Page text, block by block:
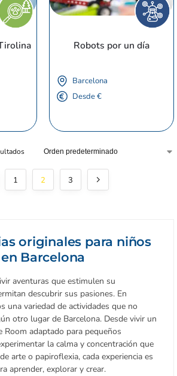
Robots por un día
Barcelona
Desde €
1 2 3
originales para niños
en Barcelona
aventuras que estimulen su
descubrir sus pasiones. En
una variedad de actividades que no
otro lugar de Barcelona. Desde vivir un
Room adaptado para pequeños
la calma y concentración que
arte o papiroflexia, cada experiencia es
aprender, explorar y crear.